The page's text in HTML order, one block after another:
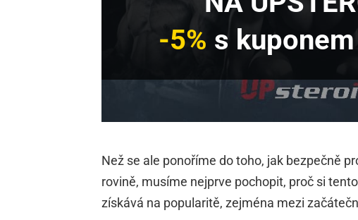
-5% s
Než se ale ponoříme do toho, jak bezpečně
rovině, musíme nejprve pochopit, proč si
získává na popularitě, zejména mezi